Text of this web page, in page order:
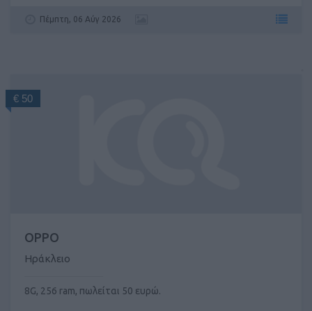
Πέμπτη, 06 Αύγ 2026
OPPO
Ηράκλειο
8G, 256 ram, πωλείται 50 ευρώ.
€ 50